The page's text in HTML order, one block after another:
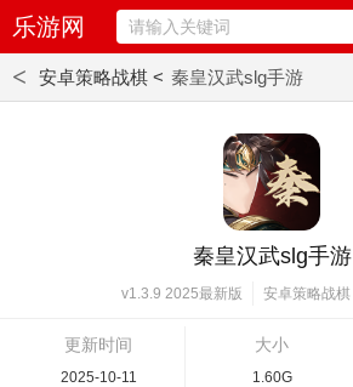
乐游网
< 安卓策略战棋 < 秦皇汉武slg手游
秦皇汉武slg手游
v1.3.9 2025最新版 安卓策略战棋
更新时间
2025-10-11
大小
1.60G